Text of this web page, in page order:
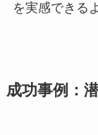
を実感できる
成功事例：